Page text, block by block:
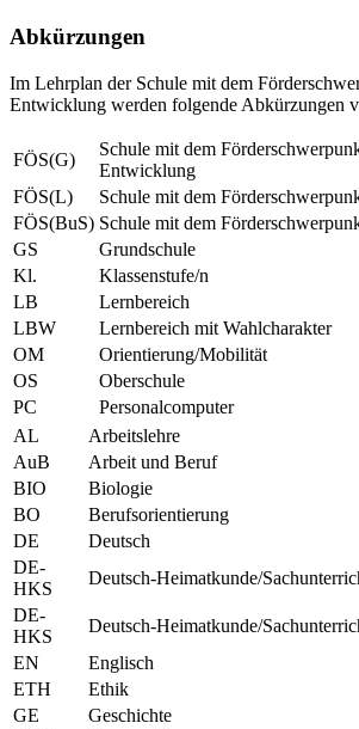
Abkürzungen
Im Lehrplan der Schule mit dem
Entwicklung werden folgende Abkürzungen
FÖS(G)
Schule mit dem
Entwicklung
FÖS(L)
Schule mit dem
FÖS(BuS) Schule mit dem
GS
Grundschule
Kl.
Klassenstufe/n
LB
Lernbereich
LBW
Lernbereich mit Wahlcharakter
OM
Orientierung/Mobilität
OS
Oberschule
PC
Personalcomputer
AL
Arbeitslehre
AuB
Arbeit und Beruf
BIO
Biologie
BO
Berufsorientierung
DE
Deutsch
DE-
HKS
Deutsch-Heimatkunde/
DE-
HKS
Deutsch-Heimatkunde/
EN
Englisch
ETH
Ethik
GE
Geschichte